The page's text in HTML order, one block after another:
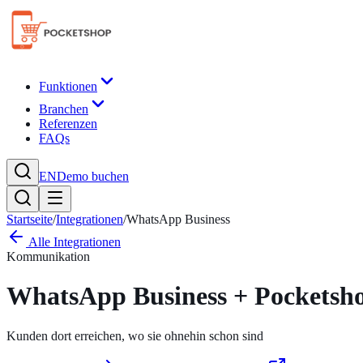
Funktionen
Branchen
Referenzen
FAQs
ENDemo buchen
Startseite/Integrationen/WhatsApp Business
Alle Integrationen
Kommunikation
WhatsApp Business +
Kunden dort erreichen, wo sie ohnehin schon sind